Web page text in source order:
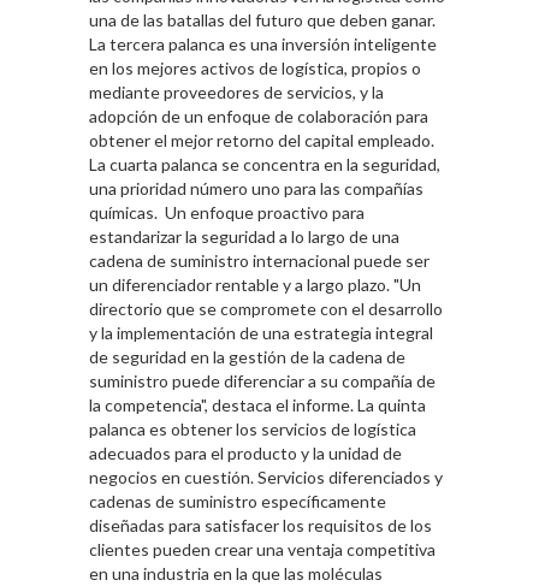
una de las batallas del futuro que deben ganar.
La tercera palanca es una inversión inteligente
en los mejores activos de logística, propios o
mediante proveedores de servicios, y la
adopción de un enfoque de colaboración para
obtener el mejor retorno del capital empleado.
La cuarta palanca se concentra en la seguridad,
una prioridad número uno para las compañías
químicas. Un enfoque proactivo para
estandarizar la seguridad a lo largo de una
cadena de suministro internacional puede ser
un diferenciador rentable y a largo plazo. "Un
directorio que se compromete con el desarrollo
y la implementación de una estrategia integral
de seguridad en la gestión de la cadena de
suministro puede diferenciar a su compañía de
la competencia", destaca el informe. La quinta
palanca es obtener los servicios de logística
adecuados para el producto y la unidad de
negocios en cuestión. Servicios diferenciados y
cadenas de suministro específicamente
diseñadas para satisfacer los requisitos de los
clientes pueden crear una ventaja competitiva
en una industria en la que las moléculas